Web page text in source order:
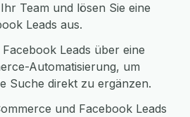
Team und lösen Sie eine
Leads aus.
Leads über eine
Automatisierung, um
Suche direkt zu ergänzen.
und Facebook Leads